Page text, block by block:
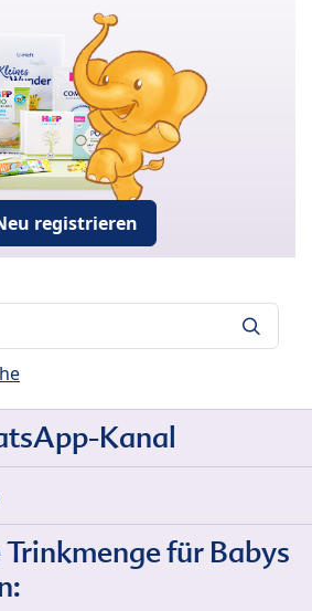
registrieren
Kanal
für Babys